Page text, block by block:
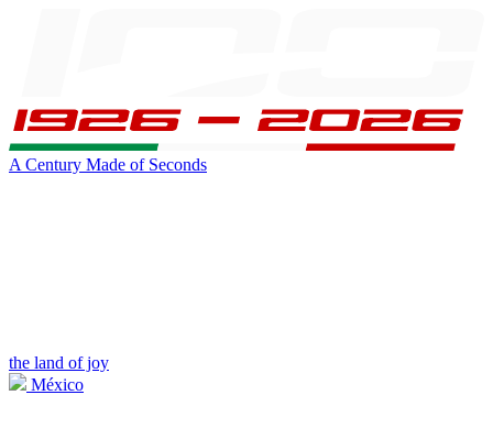
A Century Made of Seconds
the land of joy
México